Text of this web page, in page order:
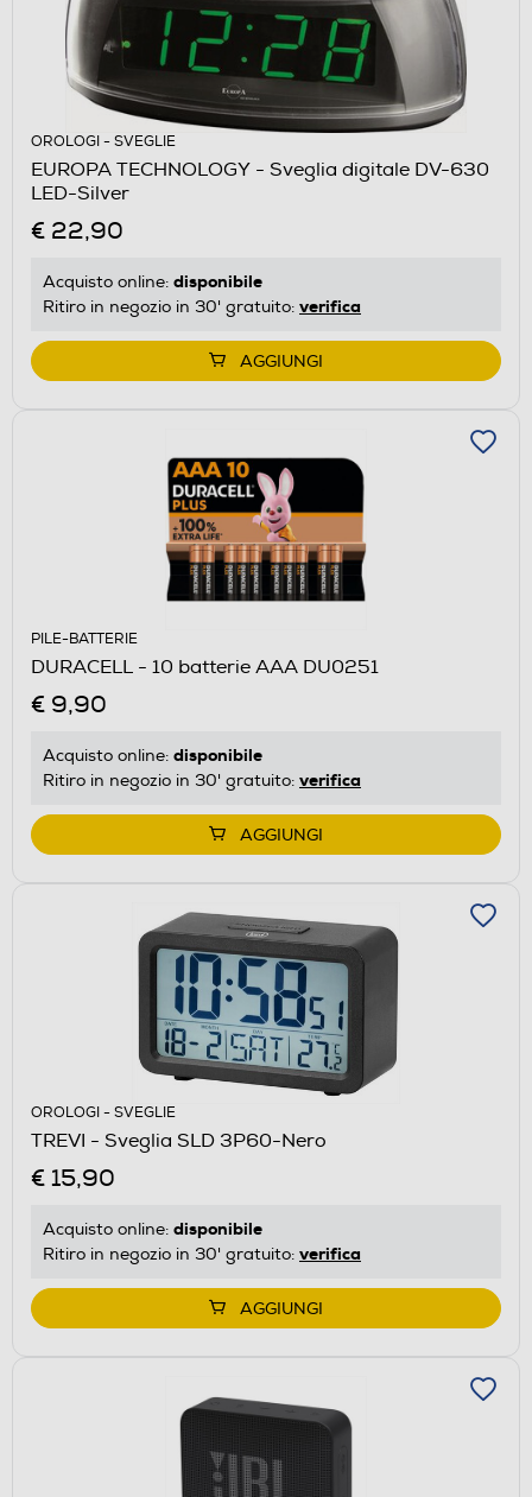
OROLOGI - SVEGLIE
EUROPA TECHNOLOGY - Sveglia digitale DV-630
LED-Silver
€ 22,90
Acquisto online: disponibile
Ritiro in negozio in 30' gratuito: verifica
AGGIUNGI
PILE-BATTERIE
DURACELL - 10 batterie AAA DU0251
€ 9,90
Acquisto online: disponibile
Ritiro in negozio in 30' gratuito: verifica
AGGIUNGI
OROLOGI - SVEGLIE
TREVI - Sveglia SLD 3P60-Nero
€ 15,90
Acquisto online: disponibile
Ritiro in negozio in 30' gratuito: verifica
AGGIUNGI